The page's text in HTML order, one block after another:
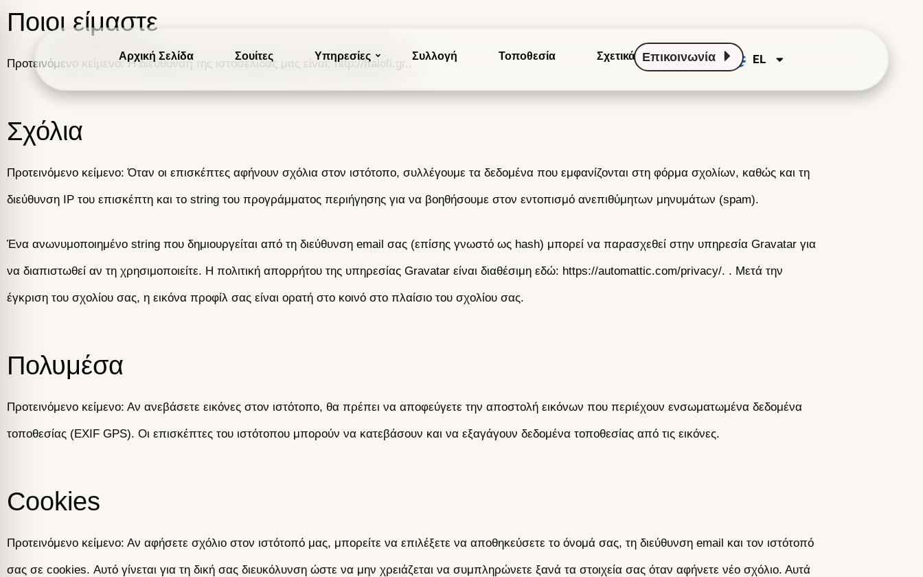
Αρχική Σελίδα Σουίτες Υπηρεσίες Συλλογή Τοποθεσία Σχετικά Επικοινωνία EL
EN
Ποιοι είμαστε
Προτεινόμενο κείμενο: Η διεύθυνση της ιστοσελίδας μας είναι:http://ftalofi.gr. .
Σχόλια
Προτεινόμενο κείμενο: Όταν οι επισκέπτες αφήνουν σχόλια στον ιστότοπο, συλλέγουμε τα δεδομένα που εμφανίζονται στη φόρμα σχολίων, καθώς και τη
διεύθυνση IP του επισκέπτη και το string του προγράμματος περιήγησης για να βοηθήσουμε στον εντοπισμό ανεπιθύμητων μηνυμάτων (spam).
Ένα ανωνυμοποιημένο string που δημιουργείται από τη διεύθυνση email σας (επίσης γνωστό ως hash) μπορεί να παρασχεθεί στην υπηρεσία Gravatar για
να διαπιστωθεί αν τη χρησιμοποιείτε. Η πολιτική απορρήτου της υπηρεσίας Gravatar είναι διαθέσιμη εδώ: https://automattic.com/privacy/. . Μετά την
έγκριση του σχολίου σας, η εικόνα προφίλ σας είναι ορατή στο κοινό στο πλαίσιο του σχολίου σας.
Πολυμέσα
Προτεινόμενο κείμενο: Αν ανεβάσετε εικόνες στον ιστότοπο, θα πρέπει να αποφεύγετε την αποστολή εικόνων που περιέχουν ενσωματωμένα δεδομένα
τοποθεσίας (EXIF GPS). Οι επισκέπτες του ιστότοπου μπορούν να κατεβάσουν και να εξαγάγουν δεδομένα τοποθεσίας από τις εικόνες.
Cookies
Προτεινόμενο κείμενο: Αν αφήσετε σχόλιο στον ιστότοπό μας, μπορείτε να επιλέξετε να αποθηκεύσετε το όνομά σας, τη διεύθυνση email και τον ιστότοπό
σας σε cookies. Αυτό γίνεται για τη δική σας διευκόλυνση ώστε να μην χρειάζεται να συμπληρώνετε ξανά τα στοιχεία σας όταν αφήνετε νέο σχόλιο. Αυτά